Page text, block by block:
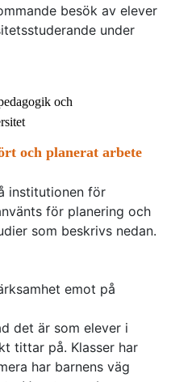
besök av elever
under
och
och planerat arbete
institutionen för
för planering och
som beskrivs nedan.
emot på
det är som elever i
tittar på. Klasser har
har barnens väg